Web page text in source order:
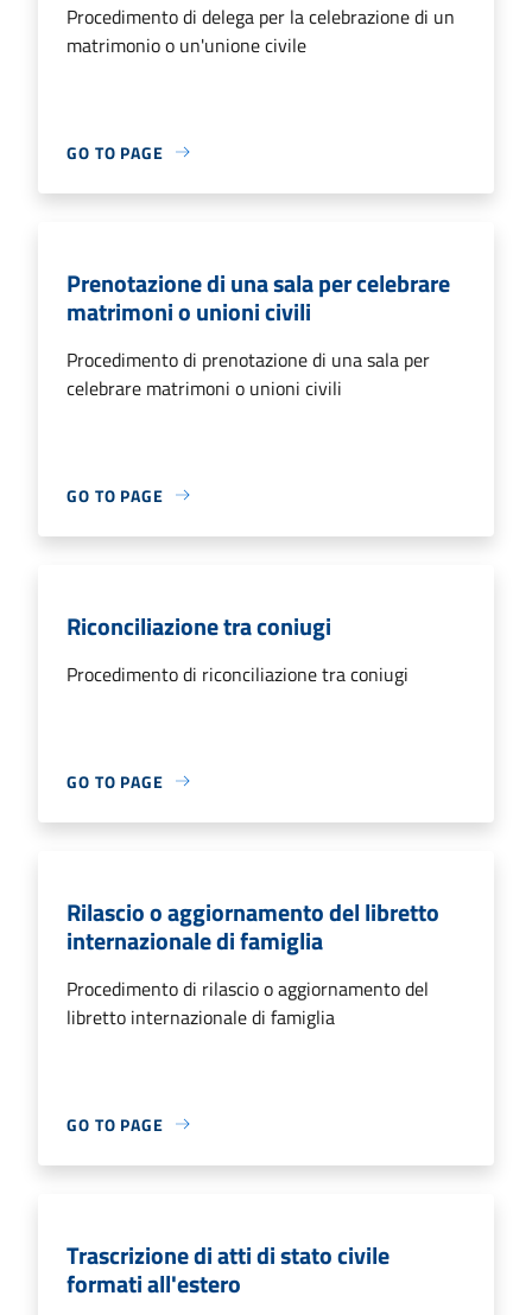
Procedimento di delega per la celebrazione di un
matrimonio o un'unione civile
GO TO PAGE
Prenotazione di una sala per celebrare
matrimoni o unioni civili
Procedimento di prenotazione di una sala per
celebrare matrimoni o unioni civili
GO TO PAGE
Riconciliazione tra coniugi
Procedimento di riconciliazione tra coniugi
GO TO PAGE
Rilascio o aggiornamento del libretto
internazionale di famiglia
Procedimento di rilascio o aggiornamento del
libretto internazionale di famiglia
GO TO PAGE
Trascrizione di atti di stato civile
formati all'estero